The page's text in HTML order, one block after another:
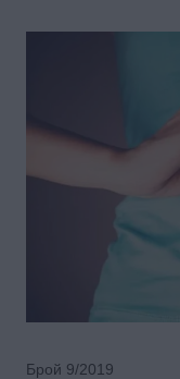
Брой 9/2019